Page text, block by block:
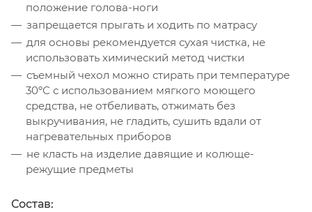
положение голова-ноги
запрещается прыгать и ходить по матрасу
для основы рекомендуется сухая чистка, не
использовать химический метод чистки
съемный чехол можно стирать при температуре
30ºС с использованием мягкого моющего
средства, не отбеливать, отжимать без
выкручивания, не гладить, сушить вдали от
нагревательных приборов
не класть на изделие давящие и колюще-
режущие предметы
Состав: